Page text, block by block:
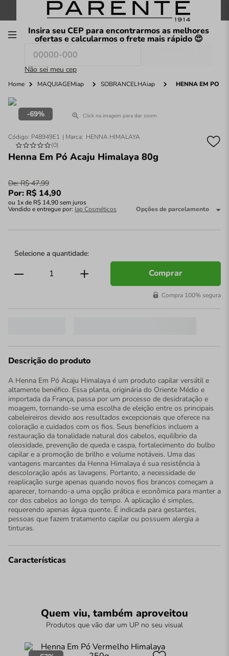
FRETE GRÁTIS nas compras a partir de R$199
Insira seu CEP para encontrarmos as melhores
ofertas e calcularmos o frete mais rápido 😍
Não sei meu cep
O que você procura hoje?
Home MAQUIAGEMiap SOBRANCELHAiap HENNA EM PÓ
69% Click na imagem para dar zoom
Código: P48949E1
HENNA HIMALAYA
(0)
Henna Em Pó Acaju Himalaya 80g
De:R$ 47,99
Por: R$ 14,90
ou 1x de R$ 14,90sem juros
Vendido e entregue por: Iap Cosméticos Opções de parcelamento
Comprar
Compra 100% segura
Descrição do produto
A Henna Em Pó Acaju Himalaya é um produto capilar versátil e
altamente benéfico. Essa planta, originária do Oriente Médio e
importada da França, passa por um processo de desidratação e
moagem, tornando-se uma escolha de eleição entre os principais
cabeleireiros devido aos resultados excepcionais que oferece na
coloração e cuidados com os fios. Seus benefícios incluem a
restauração da tonalidade natural dos cabelos, equilíbrio da
oleosidade, prevenção de queda e caspa, fortalecimento do bulbo
capilar e a promoção de brilho e volume notáveis. Uma das
vantagens marcantes da Henna Himalaya é sua resistência à
descoloração após as lavagens. Portanto, a necessidade de
reaplicação surge apenas quando novos fios brancos começam a
aparecer, tornando-a uma opção prática e econômica para manter a
cor dos cabelos ao longo do tempo. A aplicação é simples,
requerendo apenas água quente. É indicada para gestantes,
pessoas que fazem tratamento capilar ou possuem alergia a
tinturas.
Características
Quem viu, também aproveitou
Produtos que vão dar um UP no seu visual